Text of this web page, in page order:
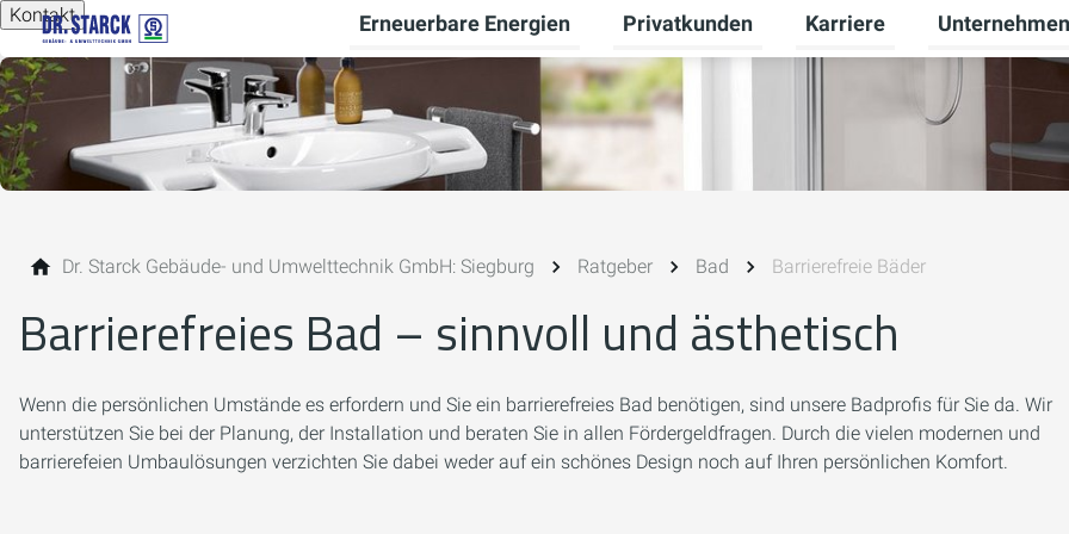
Kontakt Erneuerbare Energien
Untermenü für Erneuerbare Energien umschalten
Privatkunden
Untermenü für Privatkunden
Karriere
Untermenü
Dr. Starck Gebäude- und Umwelttechnik GmbH: Siegburg Ratgeber Bad Barrierefreie Bäder
Barrierefreies Bad – sinnvoll und ästhetisch
Wenn die persönlichen Umstände es erfordern und Sie ein barrierefreies Bad benötigen, sind unsere Badprofis für Sie da. Wir
unterstützen Sie bei der Planung, der Installation und beraten Sie in allen Fördergeldfragen. Durch die vielen modernen und
barrierefeien Umbaulösungen verzichten Sie dabei weder auf ein schönes Design noch auf Ihren persönlichen Komfort.